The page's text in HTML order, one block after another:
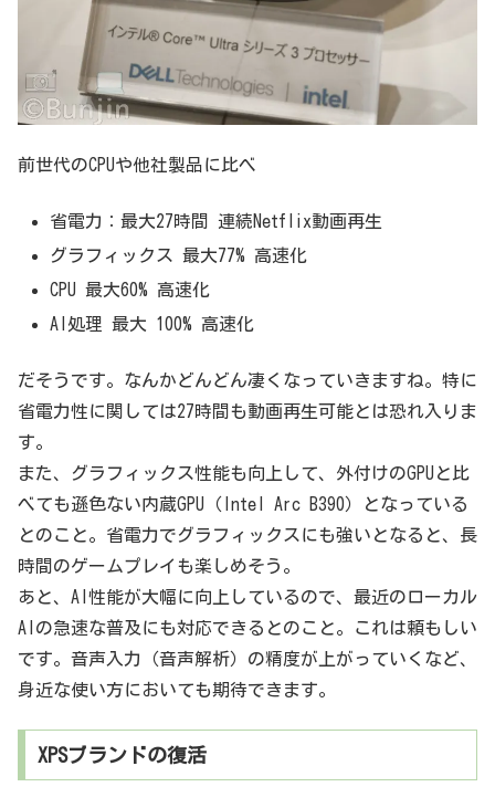
前世代のCPUや他社製品に比べ
省電力：最大27時間 連続Netflix動画再生
グラフィックス 最大77% 高速化
CPU 最大60% 高速化
AI処理 最大 100% 高速化
だそうです。なんかどんどん凄くなっていきますね。特に
省電力性に関しては27時間も動画再生可能とは恐れ入りま
す。
また、グラフィックス性能も向上して、外付けのGPUと比
べても遜色ない内蔵GPU（Intel Arc B390）となっている
とのこと。省電力でグラフィックスにも強いとなると、長
時間のゲームプレイも楽しめそう。
あと、AI性能が大幅に向上しているので、最近のローカル
AIの急速な普及にも対応できるとのこと。これは頼もしい
です。音声入力（音声解析）の精度が上がっていくなど、
身近な使い方においても期待できます。
XPSブランドの復活